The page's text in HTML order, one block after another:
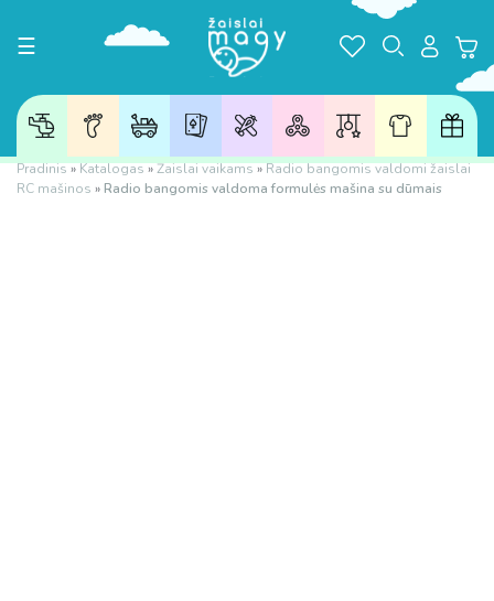
Toggle navigation
☰
Pradinis»Katalogas»Žaislai vaikams»Radio bangomis valdomi žaislai
RC mašinos » Radio bangomis valdoma formulės mašina su dūmais